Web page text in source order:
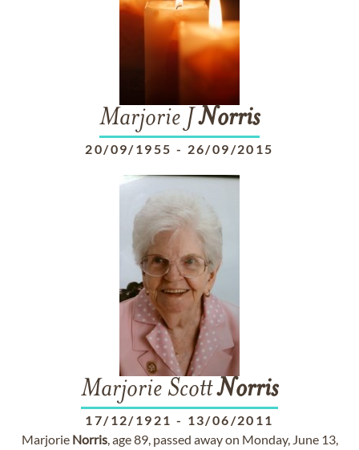
Marjorie JNorris
20/09/1955 - 26/09/2015
Marjorie ScottNorris
17/12/1921 - 13/06/2011
Marjorie Norris, age 89, passed away on Monday, June 13,